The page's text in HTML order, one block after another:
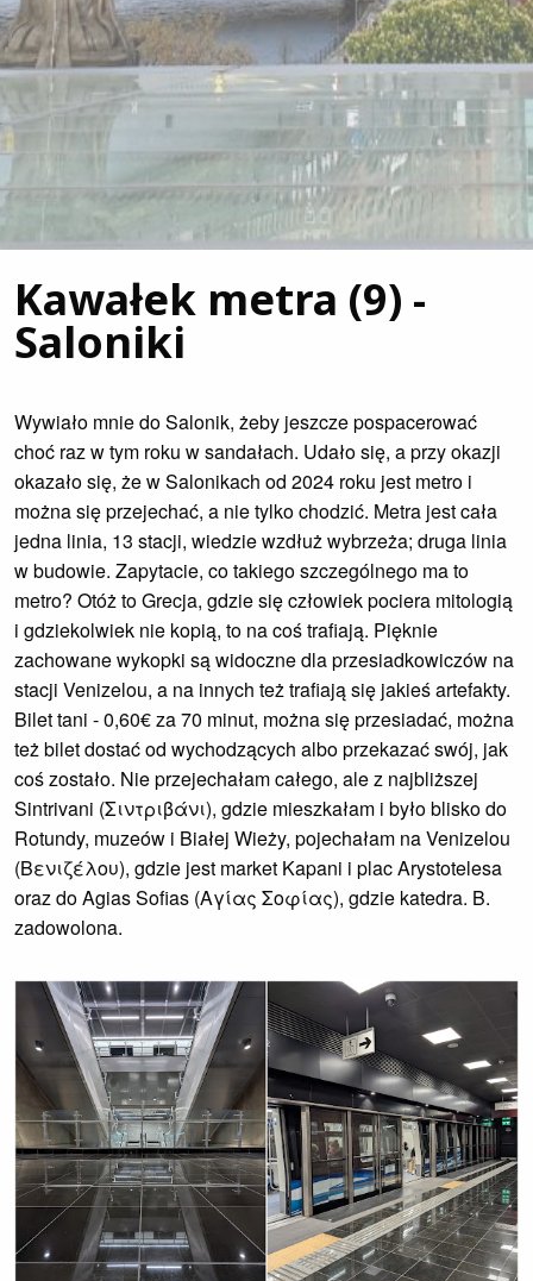
Kawałek metra (9) -
Saloniki
Wywiało mnie do Salonik, żeby jeszcze pospacerować
choć raz w tym roku w sandałach. Udało się, a przy okazji
okazało się, że w Salonikach od 2024 roku jest metro i
można się przejechać, a nie tylko chodzić. Metra jest cała
jedna linia, 13 stacji, wiedzie wzdłuż wybrzeża; druga linia
w budowie. Zapytacie, co takiego szczególnego ma to
metro? Otóż to Grecja, gdzie się człowiek pociera mitologią
i gdziekolwiek nie kopią, to na coś trafiają. Pięknie
zachowane wykopki są widoczne dla przesiadkowiczów na
stacji Venizelou, a na innych też trafiają się jakieś artefakty.
Bilet tani - 0,60€ za 70 minut, można się przesiadać, można
też bilet dostać od wychodzących albo przekazać swój, jak
coś zostało. Nie przejechałam całego, ale z najbliższej
Sintrivani (Σιντριβάνι), gdzie mieszkałam i było blisko do
Rotundy, muzeów i Białej Wieży, pojechałam na Venizelou
(Βενιζέλου), gdzie jest market Kapani i plac Arystotelesa
oraz do Agias Sofias (Αγίας Σοφίας), gdzie katedra. B.
zadowolona.